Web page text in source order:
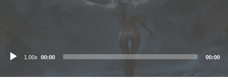
Audio
1.00x 00:00 00:00